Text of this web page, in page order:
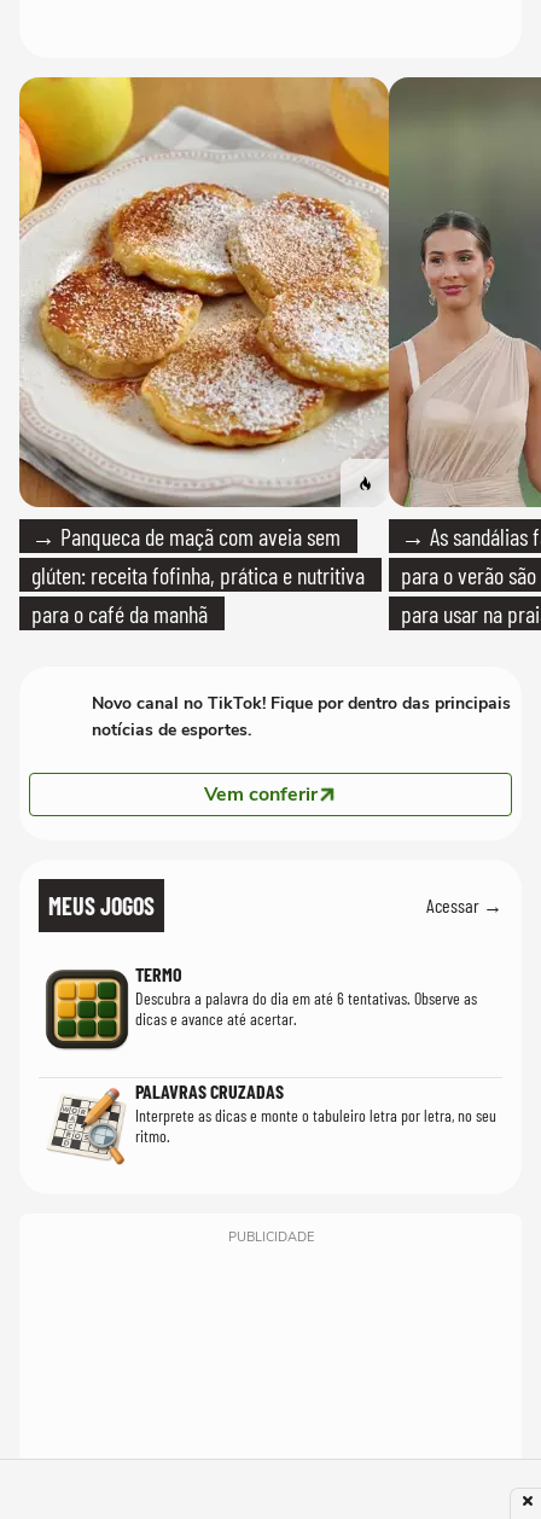
→ Panqueca de maçã com aveia sem
glúten: receita fofinha, prática e nutritiva
para o café da manhã
→ As sandálias
para o verão
para usar na
Novo canal no TikTok! Fique por dentro das principais
notícias de esportes.
Vem conferir
MEUS JOGOS Acessar →
TERMO
Descubra a palavra do dia em até 6 tentativas. Observe as
dicas e avance até acertar.
PALAVRAS CRUZADAS
Interprete as dicas e monte o tabuleiro letra por letra, no seu
ritmo.
PUBLICIDADE